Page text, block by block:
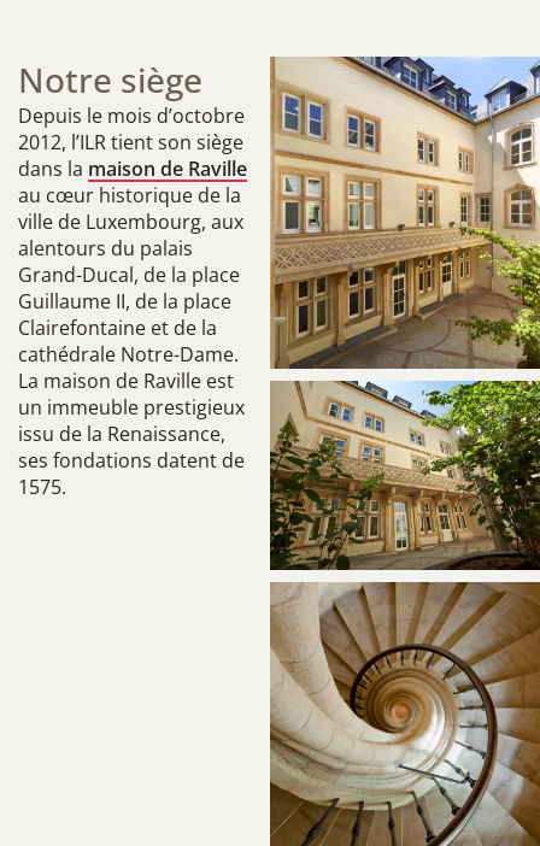
Notre siège
Depuis le mois d’octobre
2012, l’ILR tient son siège
dans la maison de Raville
au cœur historique de la
ville de Luxembourg, aux
alentours du palais
Grand-Ducal, de la place
Guillaume II, de la place
Clairefontaine et de la
cathédrale Notre-Dame.
La maison de Raville est
un immeuble prestigieux
issu de la Renaissance,
ses fondations datent de
1575.